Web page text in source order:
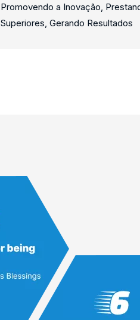
Promovendo a Inovação,
Superiores, Gerando Resultados